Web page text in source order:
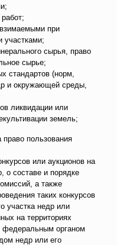
при
участками;
сырья, право
сырье;
стандартов (норм,
и окружающей среды,
ликвидации или
земель;
пользования
или аукционов на
о составе и порядке
а также
таких конкурсов
участка недр или
на территориях
федеральным органом
недр или его